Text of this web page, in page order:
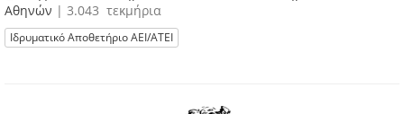
Αθηνών | 3.043 τεκμήρια
Ιδρυματικό Αποθετήριο ΑΕΙ/ΑΤΕΙ